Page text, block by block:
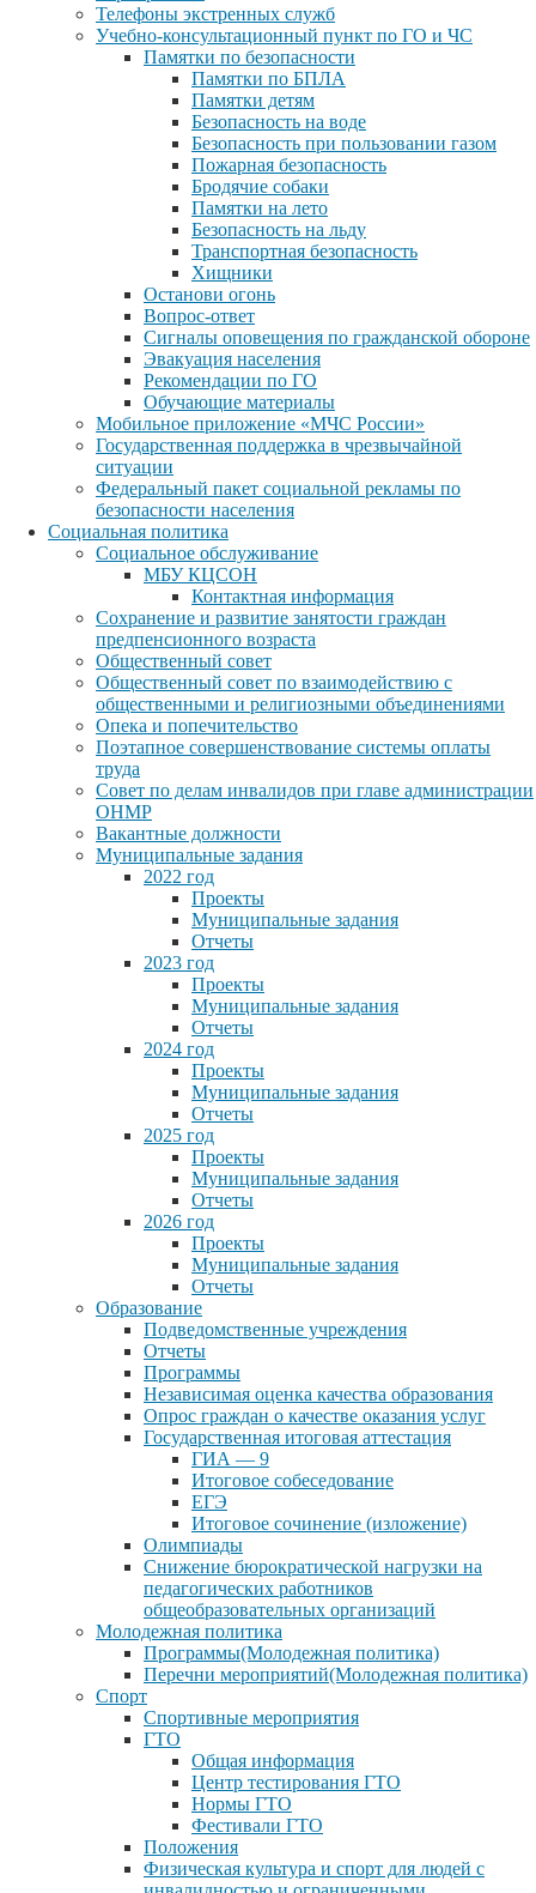
Телефоны экстренных служб
Учебно-консультационный пункт по ГО и ЧС
Памятки по безопасности
Памятки по БПЛА
Памятки детям
Безопасность на воде
Безопасность при пользовании газом
Пожарная безопасность
Бродячие собаки
Памятки на лето
Безопасность на льду
Транспортная безопасность
Хищники
Останови огонь
Вопрос-ответ
Сигналы оповещения по гражданской обороне
Эвакуация населения
Рекомендации по ГО
Обучающие материалы
Мобильное приложение «МЧС России»
Государственная поддержка в чрезвычайной
ситуации
Федеральный пакет социальной рекламы по
безопасности населения
Социальная политика
Социальное обслуживание
МБУ КЦСОН
Контактная информация
Сохранение и развитие занятости граждан
предпенсионного возраста
Общественный совет
Общественный совет по взаимодействию с
общественными и религиозными объединениями
Опека и попечительство
Поэтапное совершенствование системы оплаты
труда
Совет по делам инвалидов при главе администрации
ОНМР
Вакантные должности
Муниципальные задания
2022 год
Проекты
Муниципальные задания
Отчеты
2023 год
Проекты
Муниципальные задания
Отчеты
2024 год
Проекты
Муниципальные задания
Отчеты
2025 год
Проекты
Муниципальные задания
Отчеты
2026 год
Проекты
Муниципальные задания
Отчеты
Образование
Подведомственные учреждения
Отчеты
Программы
Независимая оценка качества образования
Опрос граждан о качестве оказания услуг
Государственная итоговая аттестация
ГИА — 9
Итоговое собеседование
ЕГЭ
Итоговое сочинение (изложение)
Олимпиады
Снижение бюрократической нагрузки на
педагогических работников
общеобразовательных организаций
Молодежная политика
Программы(Молодежная политика)
Перечни мероприятий(Молодежная политика)
Спорт
Спортивные мероприятия
ГТО
Общая информация
Центр тестирования ГТО
Нормы ГТО
Фестивали ГТО
Положения
Физическая культура и спорт для людей с